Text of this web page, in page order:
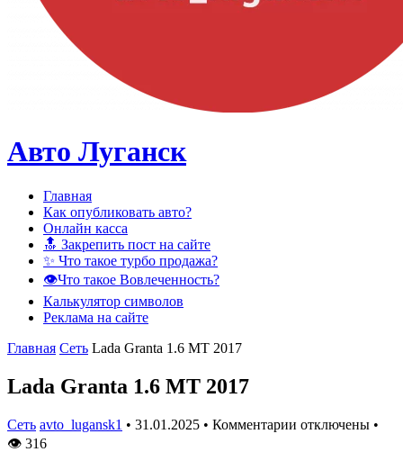
Авто Луганск
Главная
Как опубликовать авто?
Онлайн касса
🔝 Закрепить пост на сайте
✨ Что такое турбо продажа?
👁️Что такое Вовлеченность?
Калькулятор символов
Реклама на сайте
Главная Сеть Lada Granta 1.6 MT 2017
Lada Granta 1.6 MT 2017
Сеть avto_lugansk1 • 31.01.2025 • Комментарии отключены •
👁 316